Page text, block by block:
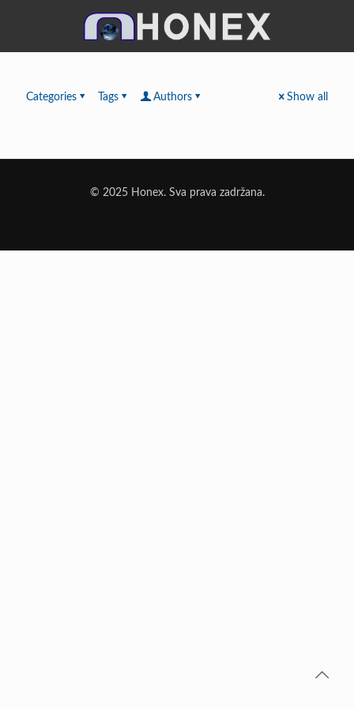
Categories Tags Authors Show all
© 2025 Honex. Sva prava zadržana.